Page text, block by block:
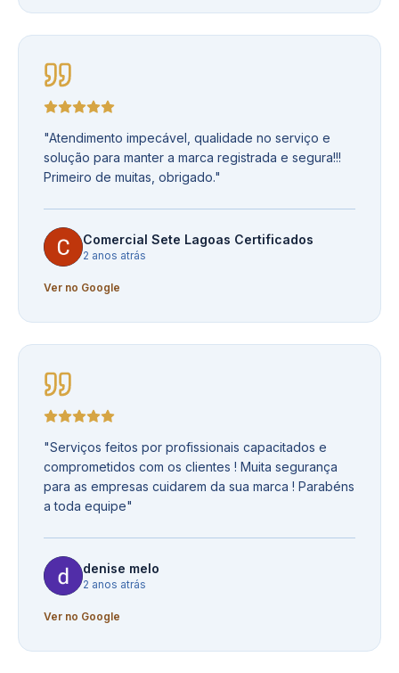
"Atendimento impecável, qualidade no serviço e
solução para manter a marca registrada e segura!!!
Primeiro de muitas, obrigado."
Comercial Sete Lagoas Certificados
2 anos atrás
Ver no Google
"Serviços feitos por profissionais capacitados e
comprometidos com os clientes ! Muita segurança
para as empresas cuidarem da sua marca ! Parabéns
a toda equipe"
denise melo
2 anos atrás
Ver no Google